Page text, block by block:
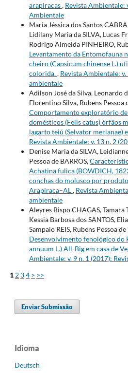
arapiracas, Revista Ambientale:
Ambientale
Maria Jéssica dos Santos
Lidilany Maria da SILVA, Lucas
Rodrigo Almeida PINHEIRO,
Levantamento da Entomofauna
cheiro (Capsicum chinense L.)
colorida., Revista Ambientale:
ambientale
Adilson José da Silva, Leonardo
Florentino Silva, Rubens Pessoa
Comportamento exploratório
domésticos (Felis catus) órfãos
lagarto teiú (Selvator merianae)
Revista Ambientale: v. 13 n. 2
Denise Maria da SILVA,
Pessoa de BARROS,
Achatina fulica (BOWDICH,
conchas do molusco por
Arapiraca–AL, Revista
ambientale
Aleyres Bispo CHAGAS, Tamara
Kessia Barbosa dos SANTOS,
Sampaio REIS, Rubens Pessoa de
Desenvolvimento fenológico do
annuum L.) All-Big em casa de
Ambientale: v. 9 n. 1 (2017):
1 2 34 > >>
Enviar Submissão
Idioma
Deutsch